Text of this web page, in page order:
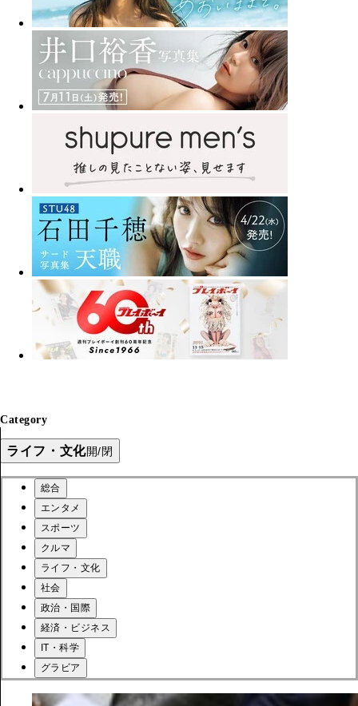
Category
ライフ・文化開/閉
総合
エンタメ
スポーツ
クルマ
ライフ・文化
社会
政治・国際
経済・ビジネス
IT・科学
グラビア